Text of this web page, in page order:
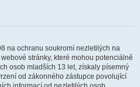
na ochranu soukromí nezletilých na
stránky, které mohou potenciálně
osob mladších 13 let, získaly písemný
od zákonného zástupce povolující